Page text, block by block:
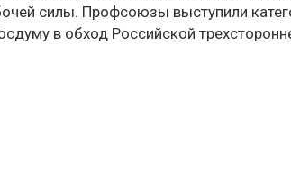
силы. Профсоюзы выступили
в обход Российской